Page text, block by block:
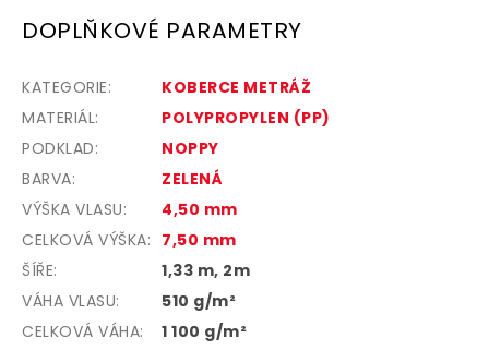
DOPLŇKOVÉ PARAMETRY
KATEGORIE:
KOBERCE METRÁŽ
MATERIÁL:
POLYPROPYLEN (PP)
PODKLAD:
NOPPY
BARVA:
ZELENÁ
VÝŠKA VLASU:
4,50 mm
CELKOVÁ VÝŠKA: 7,50 mm
ŠÍŘE:
1,33 m, 2m
VÁHA VLASU:
510 g/m²
CELKOVÁ VÁHA:
1 100 g/m²